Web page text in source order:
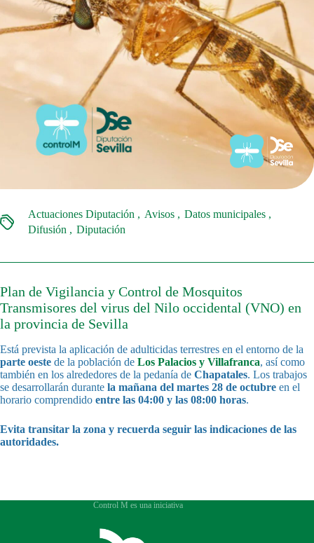
Actuaciones Diputación Avisos
Datos municipales
Difusión
Diputación
Plan de Vigilancia y Control de Mosquitos
Transmisores del virus del Nilo occidental (VNO) en
la provincia de Sevilla
Está prevista la aplicación de adulticidas terrestres en el entorno de la
parte oeste de la población de Los Palacios y Villafranca, así como
también en los alrededores de la pedanía de Chapatales. Los trabajos
se desarrollarán durante la mañana del martes 28 de octubre en el
horario comprendido entre las 04:00 y las 08:00 horas.
Evita transitar la zona y recuerda seguir las indicaciones de las
autoridades.
Control M es una iniciativa